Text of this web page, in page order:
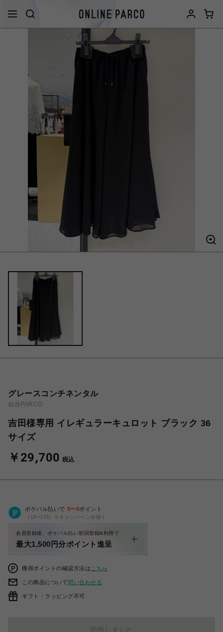
グレースコンチネンタル
仙台PARCO
吉田様専用 イレギュラーキュロット ブラック 36
サイズ
￥29,700 税込
ポケパル払いで 0〜0ポイント
（1P=1円）※キャンペーン分除く
会員登録後、ポケパル払い初回登録&利用で
最大1,500円分ポイント進呈
獲得ポイントの確認方法は こちら
この商品について問い合わせる
ギフト：ラッピング不可